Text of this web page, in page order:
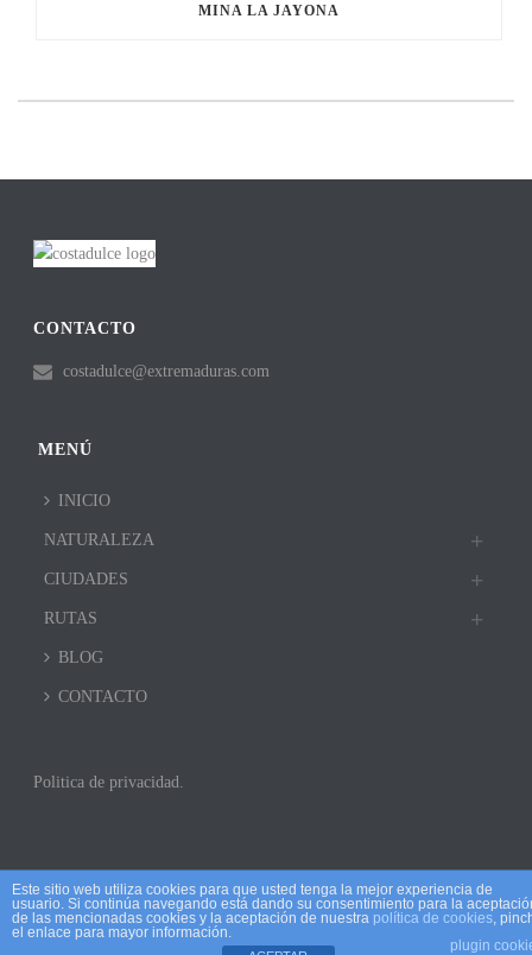
MINA LA JAYONA
CONTACTO
costadulce@extremaduras.com
MENÚ
INICIO
NATURALEZA
CIUDADES
RUTAS
BLOG
CONTACTO
Politica de privacidad.
Este sitio web utiliza cookies para que usted tenga la mejor experiencia de
usuario. Si continúa navegando está dando su consentimiento para la
de las mencionadas cookies y la aceptación de nuestra política de cookies,
el enlace para mayor información.
plugin